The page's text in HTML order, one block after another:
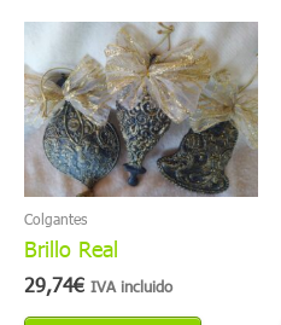
Colgantes
Brillo Real
29,74€ IVA incluido